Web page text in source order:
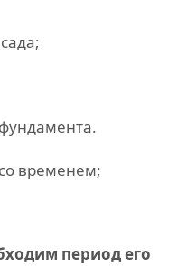
временем;
период его